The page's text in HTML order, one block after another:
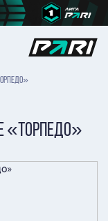
«ТОРПЕДО»